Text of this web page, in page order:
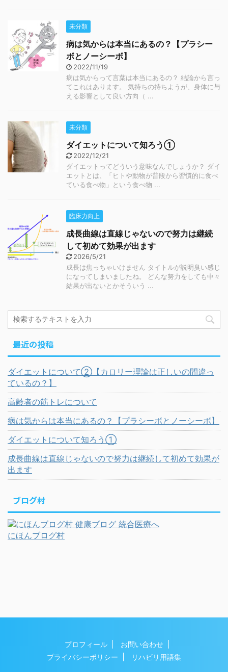
未分類
病は気からは本当にあるの？【プラシー
ボとノーシーボ】
2022/11/19
病は気からって言葉は本当にあるの？ 結論から言っ
てこれはあります。 気持ちの持ちようが、身体に与
える影響として良い方向（ ...
未分類
ダイエットについて知ろう①
2022/12/21
ダイエットってどういう意味なんでしょうか？ ダイ
エットとは、「ヒトや動物が普段から習慣的に食べ
ている食べ物」という食べ物 ...
臨床力向上
成長曲線は直線じゃないので努力は継続
して初めて効果が出ます
2026/5/21
成長は焦っちゃいけません タイトルが説明臭い感じ
になってしまいましたね。 どんな努力をしても中々
結果が出ないとかそういう ...
最近の投稿
ダイエットについて②【カロリー理論は正しいの間違っ
ているの？】
高齢者の筋トレについて
病は気からは本当にあるの？【プラシーボとノーシーボ】
ダイエットについて知ろう①
成長曲線は直線じゃないので努力は継続して初めて効果が
出ます
ブログ村
にほんブログ村
プロフィール
お問い合わせ
プライバシーポリシー
リハビリ用語集